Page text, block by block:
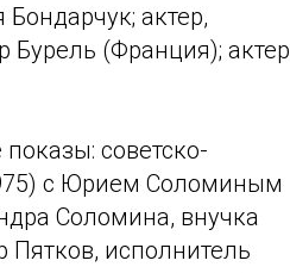
актер,
Бурель (Франция); актер
советско-
с Юрием Соломиным
Соломина, внучка
Пятков, исполнитель